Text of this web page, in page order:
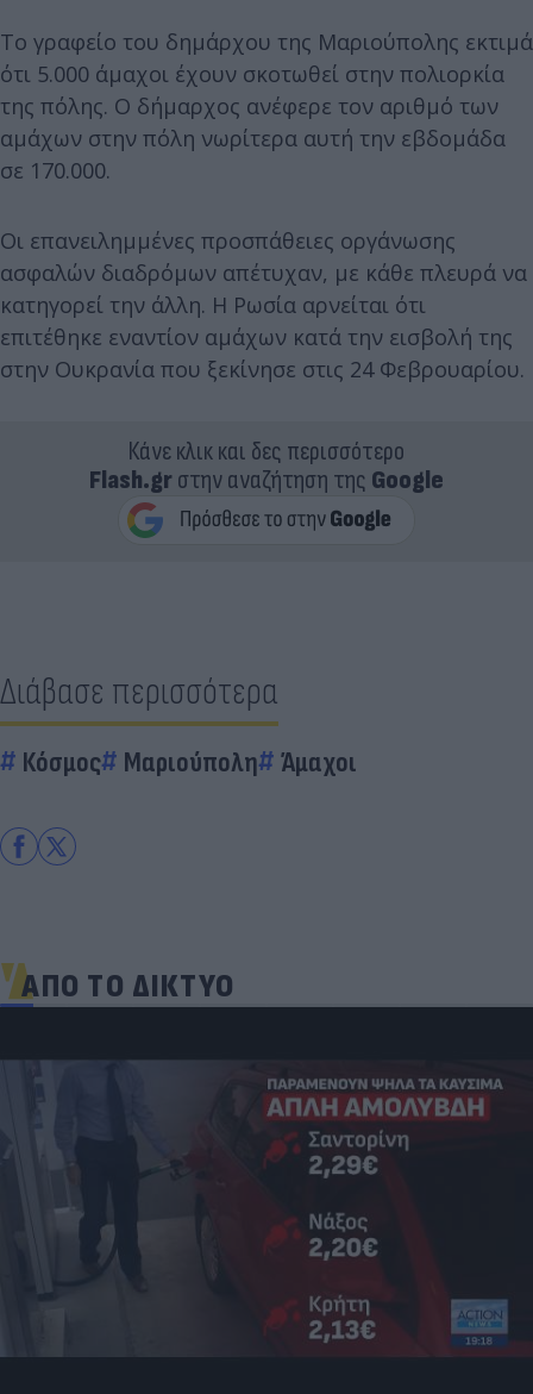
Το γραφείο του δημάρχου της Μαριούπολης εκτιμά
ότι 5.000 άμαχοι έχουν σκοτωθεί στην πολιορκία
της πόλης. Ο δήμαρχος ανέφερε τον αριθμό των
αμάχων στην πόλη νωρίτερα αυτή την εβδομάδα
σε 170.000.
Οι επανειλημμένες προσπάθειες οργάνωσης
ασφαλών διαδρόμων απέτυχαν, με κάθε πλευρά να
κατηγορεί την άλλη. Η Ρωσία αρνείται ότι
επιτέθηκε εναντίον αμάχων κατά την εισβολή της
στην Ουκρανία που ξεκίνησε στις 24 Φεβρουαρίου.
Κάνε κλικ και δες περισσότερο
Flash.grστην αναζήτηση της Google
Διάβασε περισσότερα
Κόσμος Μαριούπολη Άμαχοι
ΑΠΟ ΤΟ ΔΙΚΤΥΟ